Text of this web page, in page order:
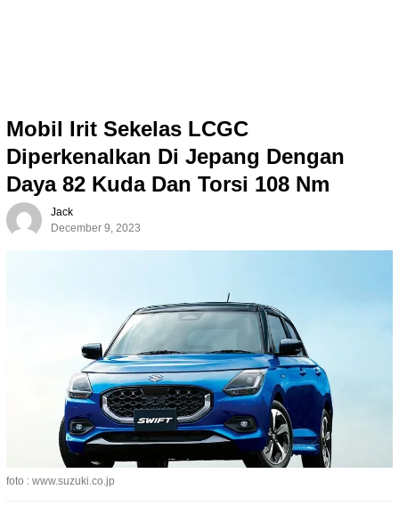
Mobil Irit Sekelas LCGC
Diperkenalkan Di Jepang Dengan
Daya 82 Kuda Dan Torsi 108 Nm
Jack
December 9, 2023
foto : www.suzuki.co.jp